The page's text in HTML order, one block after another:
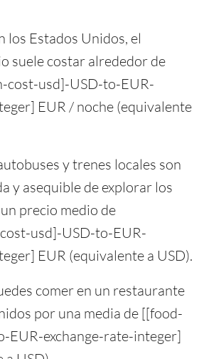
los Estados Unidos, el
suele costar alrededor de
cost-usd]-USD-to-EUR-
EUR / noche (equivalente
y trenes locales son
y asequible de explorar los
precio medio de
usd]-USD-to-EUR-
EUR (equivalente a USD).
comer en un restaurante
por una media de [[food-
EUR-exchange-rate-integer]